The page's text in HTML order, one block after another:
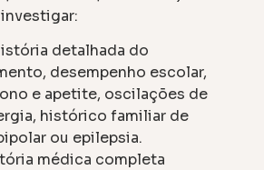
detalhada do
desempenho escolar,
e apetite, oscilações de
histórico familiar de
ou epilepsia.
médica completa